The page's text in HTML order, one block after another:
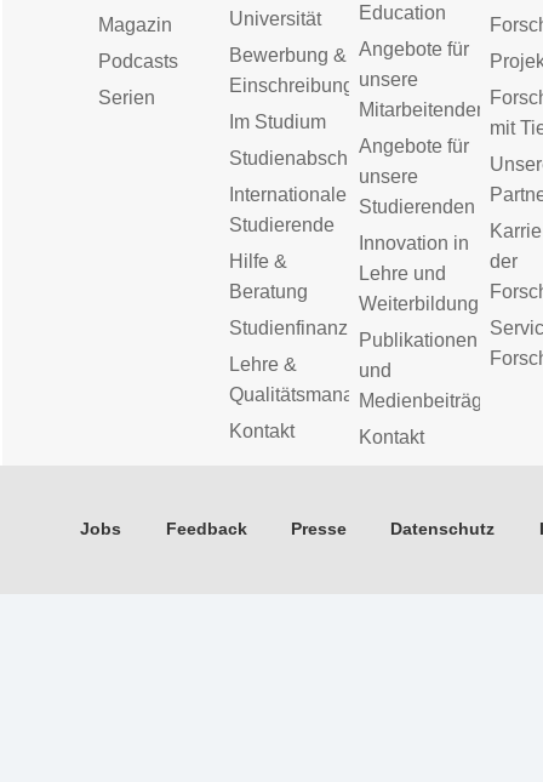
Magazin
Podcasts
Serien
Universität
Bewerbung &
Einschreibung
Im Studium
Studienabschluss
Internationale
Studierende
Hilfe &
Beratung
Studienfinanzierung
Lehre &
Qualitätsmanagement
Kontakt
Education
Angebote für
unsere
Mitarbeitenden
Angebote für
unsere
Studierenden
Innovation in
Lehre und
Weiterbildung
Publikationen
und
Medienbeiträge
Kontakt
mit
der
Jobs Feedback Presse Datenschutz